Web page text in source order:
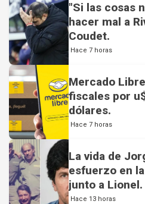
"Si las cosas
hacer mal a
Coudet.
Hace 7 horas
Mercado
fiscales por
dólares.
Hace 7 horas
La vida de
esfuerzo en
junto a Lionel.
Hace 13 horas